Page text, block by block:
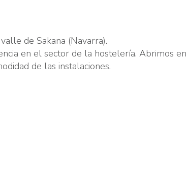
de Sakana (Navarra).
en el sector de la hostelería. Abrimos
de las instalaciones.